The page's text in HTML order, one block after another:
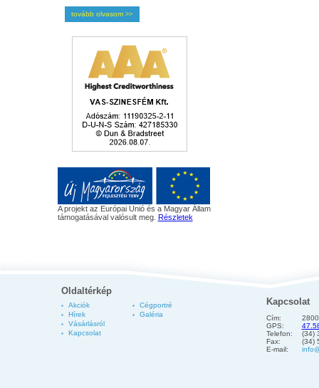
tovább olvasom >>
A projekt az Európai Unió és a Magyar Állam
támogatásával valósult meg. Részletek
Oldaltérkép
Akciók
Hírek
Vásárlásról
Kapcsolat
Cégportré
Galéria
Kapcsolat
Cím:
GPS:
Telefon:
(34)
Fax:
(34)
E-mail: